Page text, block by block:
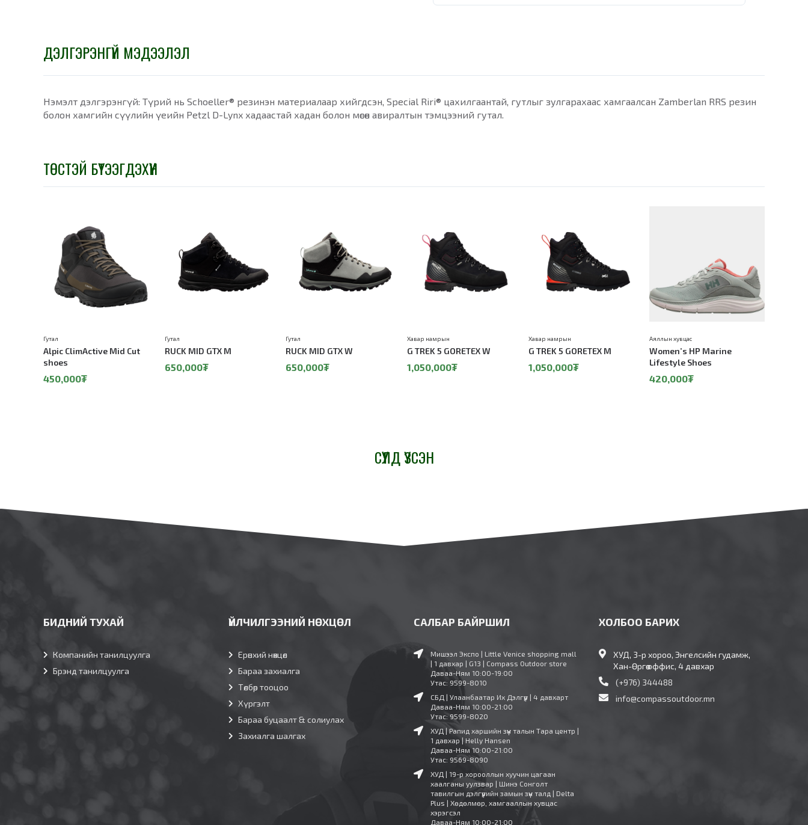
ДЭЛГЭРЭНГҮЙ МЭДЭЭЛЭЛ
Нэмэлт дэлгэрэнгүй: Түрий нь Schoeller® резинэн материалаар хийгдсэн, Special Riri® цахилгаантай, гутлыг зулгарахаас хамгаалсан Zamberlan RRS резин
болон хамгийн сүүлийн үеийн Petzl D-Lynx хадаастай хадан болон мөсөн авиралтын тэмцээний гутал.
ТӨСТЭЙ БҮТЭЭГДЭХҮҮН
Alpic ClimActive Mid Cut
shoes
Гутал
450,000₮
RUCK MID GTX M
Гутал
650,000₮
RUCK MID GTX W
Гутал
650,000₮
G TREK 5 GORETEX W
Хавар намрын
1,050,000₮
G TREK 5 GORETEX M
Хавар намрын
1,050,000₮
Women’s HP Marine
Lifestyle Shoes
Аяллын хувцас
420,000₮
СҮҮЛД ҮЗСЭН
БИДНИЙ ТУХАЙ
Компанийн танилцуулга
Брэнд танилцуулга
ҮЙЛЧИЛГЭЭНИЙ НӨХЦӨЛ
Ерөнхий нөхцөл
Бараа захиалга
Төлбөр тооцоо
Хүргэлт
Бараа буцаалт & солиулах
Захиалга шалгах
САЛБАР БАЙРШИЛ
Мишээл Экспо | Little Venice shopping mall
| 1 давхар | G13 | Compass Outdoor store
Даваа-Ням 10:00-19:00
Утас: 9599-8010
СБД | Улаанбаатар Их Дэлгүүр | 4 давхарт
Даваа-Ням 10:00-21:00
Утас: 9599-8020
ХУД | Рапид харшийн зүүн талын Тара центр |
1 давхар | Helly Hansen
Даваа-Ням 10:00-21:00
Утас: 9569-8090
ХУД | 19-р хорооллын хуучин цагаан
хаалганы уулзвар | Шинэ Сонголт
тавилгын дэлгүүрийн замын зүүн талд | Delta
Plus | Хөдөлмөр, хамгааллын хувцас
хэрэгсэл
Даваа-Ням 10:00-21:00
ХОЛБОО БАРИХ
ХУД, 3-р хороо, Энгелсийн гудамж,
Хан-Өргөө оффис, 4 давхар
(+976) 344488
info@compassoutdoor.mn